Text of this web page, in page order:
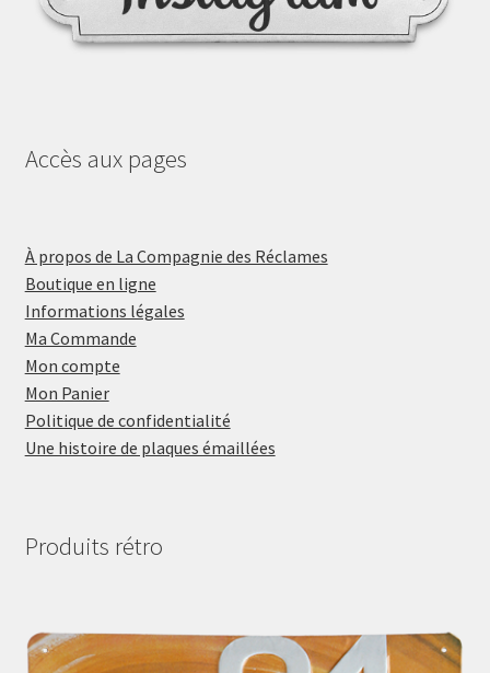
Accès aux pages
À propos de La Compagnie des Réclames
Boutique en ligne
Informations légales
Ma Commande
Mon compte
Mon Panier
Politique de confidentialité
Une histoire de plaques émaillées
Produits rétro